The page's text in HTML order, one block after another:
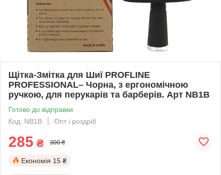
Щітка-Змітка для Шиї PROFLINE
PROFESSIONAL– Чорна, з ергономічною
ручкою, для перукарів та барберів. Арт NB1B
Готово до відправки
Код: NB1B
Опт і роздріб
285 ₴ 300 ₴
Економія 15 ₴